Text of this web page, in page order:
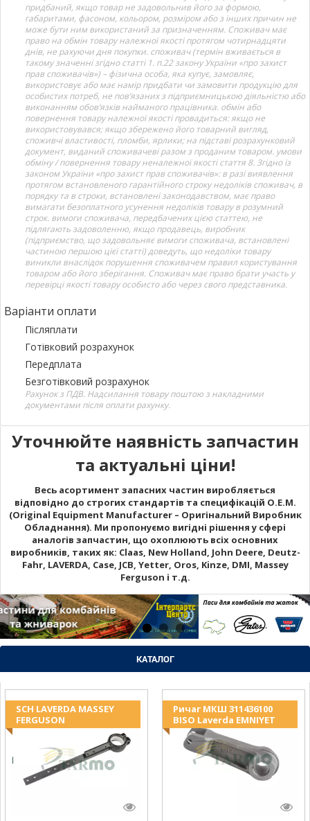
придбаний, якщо товар не задовольнив його за формою,
габаритами, фасоном, кольором, розміром або з інших причин не
може бути ним використаний за призначенням. Споживач має
право на обмін товару належної якості протягом чотирнадцяти
днів, не рахуючи дня покупки. споживач (термін вживається в
такому значенні згідно статті 1. п.22 закону України «про захист
прав споживачів») – фізична особа, яка купує, замовляє,
використовує або має намір придбати чи замовити продукцію для
особистих потреб, не пов’язаних з підприємницькою діяльністю або
виконанням обов’язків найманого працівника. обмін або
повернення товару належної якості провадиться: якщо не
використовувався; якщо збережено його товарний вигляд,
споживчі властивості, пломби, ярлики; на підставі розрахунковий
документ, виданий споживачеві разом з проданим товаром. умови
обміну / повернення товару неналежної якості стаття 8. Згідно із
законом України «про захист прав споживачів»: в разі виявлення
протягом встановленого гарантійного строку недоліків споживач, в
порядку та в строки, встановлені законодавством, має право
вимагати безоплатного усунення недоліків товару в розумний
строк. вимоги споживача, передбачених цією статтею, не
підлягають задоволенню, якщо продавець, виробник
(підприємство, що задовольняє вимоги споживача, встановлені
частиною першою цієї статті) доведуть, що недоліки товару
виникли внаслідок порушення споживачем правил користування
товаром або його зберігання. Споживач має право брати участь у
перевірці якості товару особисто або через свого представника.
Варіанти оплати
Післяплати
Готівковий розрахунок
Передплата
Безготівковий розрахунок
Рахунок з ПДВ. Надсилання товару поштою з накладними
документами після оплати рахунку.
Уточнюйте наявність запчастин
та актуальні ціни!
Весь асортимент запасних частин виробляється
відповідно до строгих стандартів та специфікацій O.E.M.
(Original Equipment Manufacturer – Оригінальний Виробник
Обладнання). Ми пропонуємо вигідні рішення у сфері
аналогів запчастин, що охоплюють всіх основних
виробників, таких як: Claas, New Holland, John Deere, Deutz-
Fahr, LAVERDA, Case, JCB, Yetter, Oros, Kinze, DMI, Massey
Ferguson і т.д.
КАТАЛОГ
SCH LAVERDA MASSEY
FERGUSON
Ричаг МКШ 311436100
BISO Laverda EMNIYET